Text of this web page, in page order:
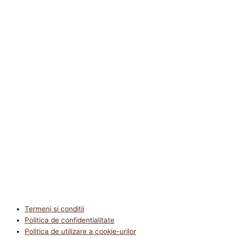
Termeni si conditii
Politica de confidentialitate
Politica de utilizare a cookie-urilor